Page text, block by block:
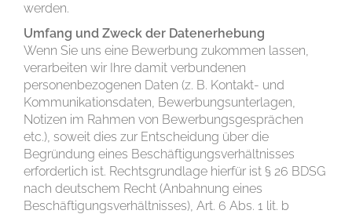
werden.
Umfang und Zweck der Datenerhebung
Wenn Sie uns eine Bewerbung zukommen lassen,
verarbeiten wir Ihre damit verbundenen
personenbezogenen Daten (z. B. Kontakt- und
Kommunikationsdaten, Bewerbungsunterlagen,
Notizen im Rahmen von Bewerbungsgesprächen
etc.), soweit dies zur Entscheidung über die
Begründung eines Beschäftigungsverhältnisses
erforderlich ist. Rechtsgrundlage hierfür ist § 26 BDSG
nach deutschem Recht (Anbahnung eines
Beschäftigungsverhältnisses), Art. 6 Abs. 1 lit. b